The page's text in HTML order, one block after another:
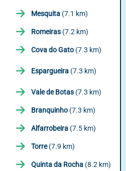
Mesquita (7.1 km)
Romeiras (7.2 km)
Cova do Gato (7.3 km)
Espargueira (7.3 km)
Vale de Botas (7.3 km)
Branquinho (7.3 km)
Alfarrobeira (7.5 km)
Torre(7.9 km)
Quinta da Rocha (8.2 km)